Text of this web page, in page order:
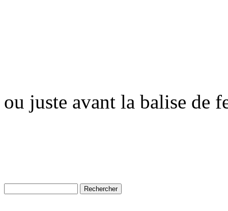
ou juste avant la balise de